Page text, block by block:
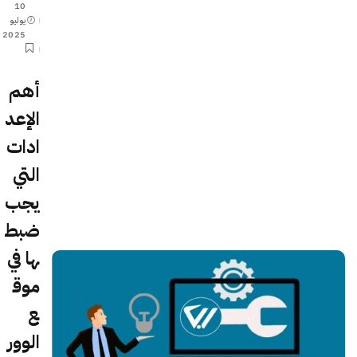
10
يوليو
2025
أهم
الإعد
ادات
التي
يجب
ضبط
ها في
موق
ع
الوور